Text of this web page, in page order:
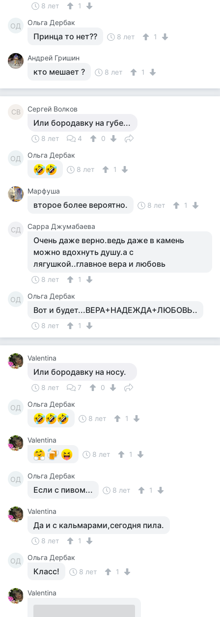
8 лет 1
ОД Ольга Дербак
Принца то нет?? 8 лет 1
Андрей Гришин
кто мешает ? 8 лет 1
СВ Сергей Волков
Или бородавку на губе...
8 лет 4 0
ОД
Ольга Дербак
8 лет
1
Марфуша
второе более вероятно. 8 лет 1
СД Сарра Джумабаева
Очень даже верно.ведь даже в камень
можно вдохнуть душу.а с
лягушкой..главное вера и любовь
8 лет 1
ОД Ольга Дербак
Вот и будет...ВЕРА+НАДЕЖДА+ЛЮБОВЬ..
8 лет 1
Valentina
Или бородавку на носу.
8 лет 7 0
ОД
Ольга Дербак
8 лет
1
Valentina
8 лет
1
ОД Ольга Дербак
Если с пивом... 8 лет 1
Valentina
Да и с кальмарами,сегодня пила.
8 лет 1
ОД Ольга Дербак
Класс! 8 лет 1
Valentina